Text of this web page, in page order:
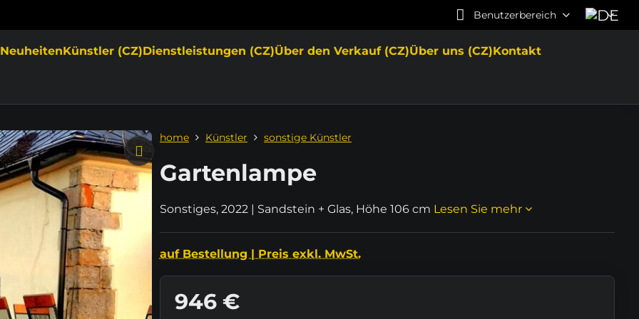
Benutzerbereich
NeuheitenKünstler (CZ)Dienstleistungen (CZ)Über den Verkauf (CZ)Über uns (CZ)Kontakt
home Künstler sonstige Künstler
Gartenlampe
Sonstiges, 2022 | Sandstein + Glas, Höhe 106 cm Lesen Sie mehr
auf Bestellung | Preis exkl. MwSt.
946 €